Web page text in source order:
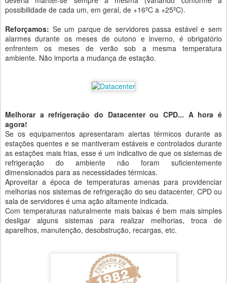
possibilidade de cada um, em geral, de +16ºC a +25ºC).
Reforçamos: Se um parque de servidores passa estável e sem
alarmes durante os meses de outono e inverno, é obrigatório
enfrentem os meses de verão sob a mesma temperatura
ambiente. Não importa a mudança de estação.
Melhorar a refrigeração do Datacenter ou CPD... A hora é
agora!
Se os equipamentos apresentaram alertas térmicos durante as
estações quentes e se mantiveram estáveis e controlados durante
as estações mais frias, esse é um indicativo de que os sistemas de
refrigeração do ambiente não foram suficientemente
dimensionados para as necessidades térmicas.
Aproveitar a época de temperaturas amenas para providenciar
melhorias nos sistemas de refrigeração do seu datacenter, CPD ou
sala de servidores é uma ação altamente indicada.
Com temperaturas naturalmente mais baixas é bem mais simples
desligar alguns sistemas para realizar melhorias, troca de
aparelhos, manutenção, desobstrução, recargas, etc.